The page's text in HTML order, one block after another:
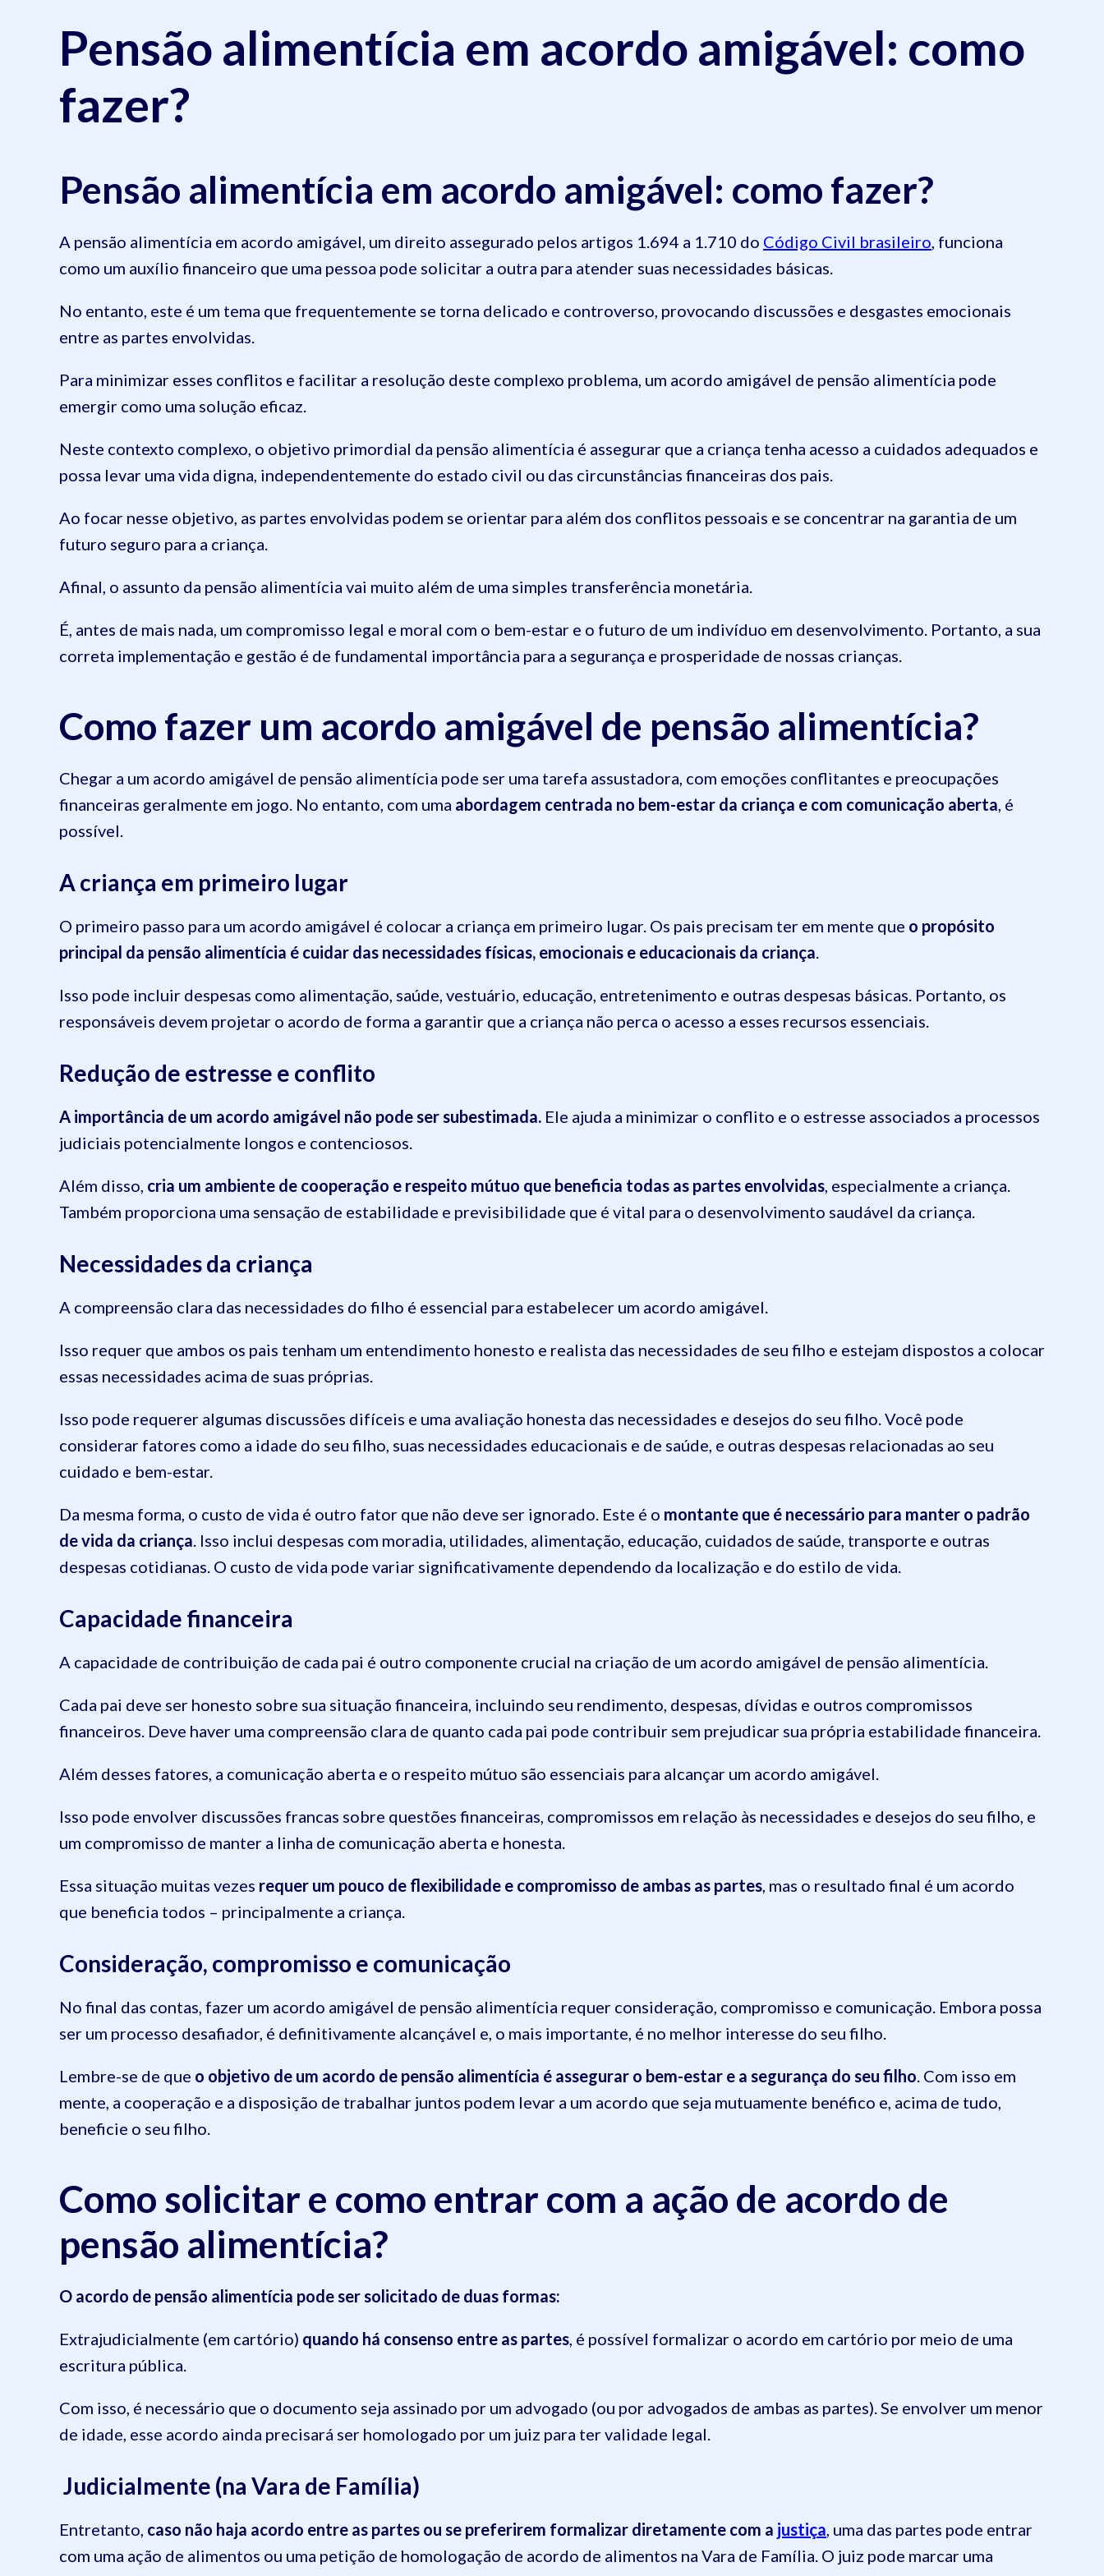
Pensão alimentícia em acordo amigável: como
fazer?
Pensão alimentícia em acordo amigável: como fazer?
A pensão alimentícia em acordo amigável, um direito assegurado pelos artigos 1.694 a 1.710 do Código Civil brasileiro, funciona
como um auxílio financeiro que uma pessoa pode solicitar a outra para atender suas necessidades básicas.
No entanto, este é um tema que frequentemente se torna delicado e controverso, provocando discussões e desgastes emocionais
entre as partes envolvidas.
Para minimizar esses conflitos e facilitar a resolução deste complexo problema, um acordo amigável de pensão alimentícia pode
emergir como uma solução eficaz.
Neste contexto complexo, o objetivo primordial da pensão alimentícia é assegurar que a criança tenha acesso a cuidados adequados e
possa levar uma vida digna, independentemente do estado civil ou das circunstâncias financeiras dos pais.
Ao focar nesse objetivo, as partes envolvidas podem se orientar para além dos conflitos pessoais e se concentrar na garantia de um
futuro seguro para a criança.
Afinal, o assunto da pensão alimentícia vai muito além de uma simples transferência monetária.
É, antes de mais nada, um compromisso legal e moral com o bem-estar e o futuro de um indivíduo em desenvolvimento. Portanto, a sua
correta implementação e gestão é de fundamental importância para a segurança e prosperidade de nossas crianças.
Como fazer um acordo amigável de pensão alimentícia?
Chegar a um acordo amigável de pensão alimentícia pode ser uma tarefa assustadora, com emoções conflitantes e preocupações
financeiras geralmente em jogo. No entanto, com uma abordagem centrada no bem-estar da criança e com comunicação aberta, é
possível.
A criança em primeiro lugar
O primeiro passo para um acordo amigável é colocar a criança em primeiro lugar. Os pais precisam ter em mente que o propósito
principal da pensão alimentícia é cuidar das necessidades físicas, emocionais e educacionais da criança.
Isso pode incluir despesas como alimentação, saúde, vestuário, educação, entretenimento e outras despesas básicas. Portanto, os
responsáveis devem projetar o acordo de forma a garantir que a criança não perca o acesso a esses recursos essenciais.
Redução de estresse e conflito
A importância de um acordo amigável não pode ser subestimada. Ele ajuda a minimizar o conflito e o estresse associados a processos
judiciais potencialmente longos e contenciosos.
Além disso, cria um ambiente de cooperação e respeito mútuo que beneficia todas as partes envolvidas, especialmente a criança.
Também proporciona uma sensação de estabilidade e previsibilidade que é vital para o desenvolvimento saudável da criança.
Necessidades da criança
A compreensão clara das necessidades do filho é essencial para estabelecer um acordo amigável.
Isso requer que ambos os pais tenham um entendimento honesto e realista das necessidades de seu filho e estejam dispostos a colocar
essas necessidades acima de suas próprias.
Isso pode requerer algumas discussões difíceis e uma avaliação honesta das necessidades e desejos do seu filho. Você pode
considerar fatores como a idade do seu filho, suas necessidades educacionais e de saúde, e outras despesas relacionadas ao seu
cuidado e bem-estar.
Da mesma forma, o custo de vida é outro fator que não deve ser ignorado. Este é o montante que é necessário para manter o padrão
de vida da criança. Isso inclui despesas com moradia, utilidades, alimentação, educação, cuidados de saúde, transporte e outras
despesas cotidianas. O custo de vida pode variar significativamente dependendo da localização e do estilo de vida.
Capacidade financeira
A capacidade de contribuição de cada pai é outro componente crucial na criação de um acordo amigável de pensão alimentícia.
Cada pai deve ser honesto sobre sua situação financeira, incluindo seu rendimento, despesas, dívidas e outros compromissos
financeiros. Deve haver uma compreensão clara de quanto cada pai pode contribuir sem prejudicar sua própria estabilidade financeira.
Além desses fatores, a comunicação aberta e o respeito mútuo são essenciais para alcançar um acordo amigável.
Isso pode envolver discussões francas sobre questões financeiras, compromissos em relação às necessidades e desejos do seu filho, e
um compromisso de manter a linha de comunicação aberta e honesta.
Essa situação muitas vezes requer um pouco de flexibilidade e compromisso de ambas as partes, mas o resultado final é um acordo
que beneficia todos – principalmente a criança.
Consideração, compromisso e comunicação
No final das contas, fazer um acordo amigável de pensão alimentícia requer consideração, compromisso e comunicação. Embora possa
ser um processo desafiador, é definitivamente alcançável e, o mais importante, é no melhor interesse do seu filho.
Lembre-se de que o objetivo de um acordo de pensão alimentícia é assegurar o bem-estar e a segurança do seu filho. Com isso em
mente, a cooperação e a disposição de trabalhar juntos podem levar a um acordo que seja mutuamente benéfico e, acima de tudo,
beneficie o seu filho.
Como solicitar e como entrar com a ação de acordo de
pensão alimentícia?
O acordo de pensão alimentícia pode ser solicitado de duas formas:
Extrajudicialmente (em cartório) quando há consenso entre as partes, é possível formalizar o acordo em cartório por meio de uma
escritura pública.
Com isso, é necessário que o documento seja assinado por um advogado (ou por advogados de ambas as partes). Se envolver um menor
de idade, esse acordo ainda precisará ser homologado por um juiz para ter validade legal.
Judicialmente (na Vara de Família)
Entretanto, caso não haja acordo entre as partes ou se preferirem formalizar diretamente com a justiça, uma das partes pode entrar
com uma ação de alimentos ou uma petição de homologação de acordo de alimentos na Vara de Família. O juiz pode marcar uma